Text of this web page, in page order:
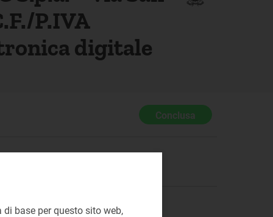
P.IVA
digitale
Conclusa
base per questo sito web,